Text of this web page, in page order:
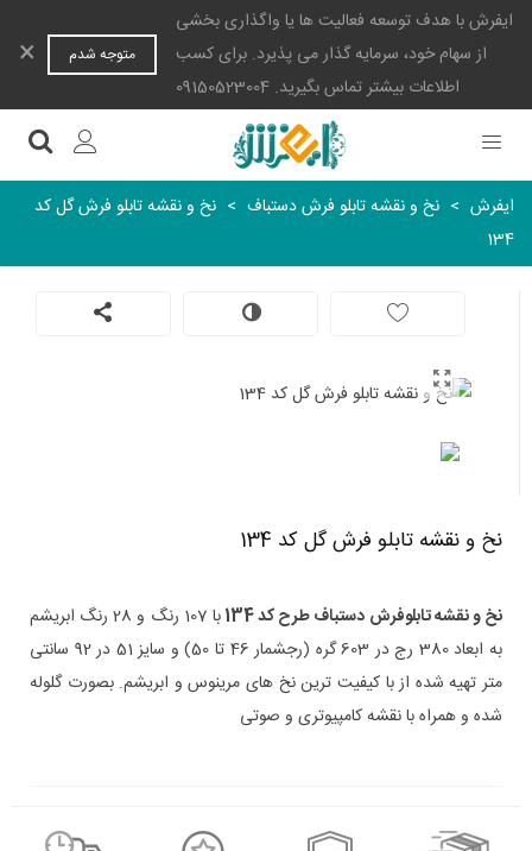
ایفرش با هدف توسعه فعالیت ها یا واگذاری بخشی
از سهام خود، سرمایه گذار می پذیرد. برای کسب
اطلاعات بیشتر تماس بگیرید. 09150523004
متوجه شدم ×
ایفرش > نخ و نقشه تابلو فرش دستباف > نخ و نقشه تابلو فرش گل کد
134
نخ و نقشه تابلو فرش گل کد 134
نخ و نقشه تابلوفرش دستباف طرح کد 134
با 107 رنگ و 28 رنگ ابریشم
به ابعاد 380 رج در 603 گره
(رجشمار 46 تا 50 )
و سایز 51 در 92 سانتی
متر تهیه شده از با کیفیت ترین نخ های مرینوس و ابریشم. بصورت گلوله
شده و همراه با نقشه کامپیوتری و صوتی